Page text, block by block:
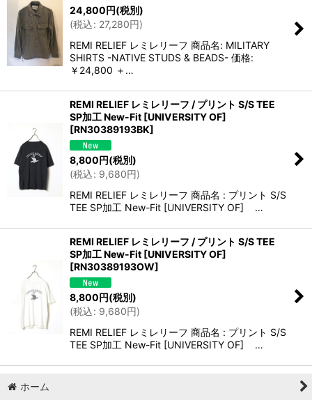
24,800円(税別)
(税込: 27,280円)
REMI RELIEF レミレリーフ 商品名: MILITARY
SHIRTS -NATIVE STUDS & BEADS- 価格:
￥24,800 ＋…
REMI RELIEF レミレリーフ / プリント S/S TEE
SP加工 New-Fit [UNIVERSITY OF]
[RN30389193BK]
8,800円(税別)
(税込: 9,680円)
REMI RELIEF レミレリーフ 商品名 : プリント S/S
TEE SP加工 New-Fit [UNIVERSITY OF] …
REMI RELIEF レミレリーフ / プリント S/S TEE
SP加工 New-Fit [UNIVERSITY OF]
[RN30389193OW]
8,800円(税別)
(税込: 9,680円)
REMI RELIEF レミレリーフ 商品名 : プリント S/S
TEE SP加工 New-Fit [UNIVERSITY OF] …
ホーム